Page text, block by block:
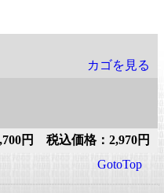
カゴを見る
円 税込価格：2,970円
GotoTop